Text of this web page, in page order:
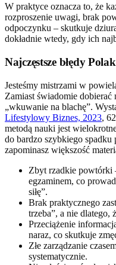
W praktyce oznacza to, że
rozproszenie uwagi, brak
odpoczynku – skutkuje
dokładnie wtedy, gdy ich
Najczęstsze błędy
Jesteśmy mistrzami w
Zamiast świadomie
„wkuwanie na blachę”.
Lifestylowy Biznes, 2023,
metodą nauki jest
do bardzo szybkiego
zapominasz większość
Zbyt rzadkie powtórki
egzaminem, co
siłę”.
Brak praktycznego
trzeba”, a nie dlatego,
Przeciążenie
naraz, co skutkuje
Złe zarządzanie
systematycznie.